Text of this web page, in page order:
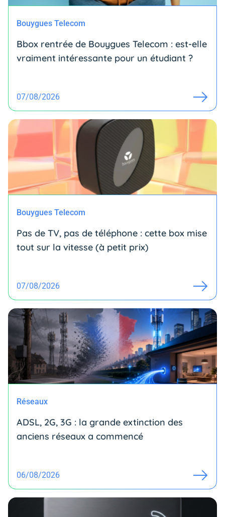
Bouygues Telecom
Bbox rentrée de Bouygues Telecom : est-elle
vraiment intéressante pour un étudiant ?
07/08/2026
Bouygues Telecom
Pas de TV, pas de téléphone : cette box mise
tout sur la vitesse (à petit prix)
07/08/2026
Réseaux
ADSL, 2G, 3G : la grande extinction des
anciens réseaux a commencé
06/08/2026